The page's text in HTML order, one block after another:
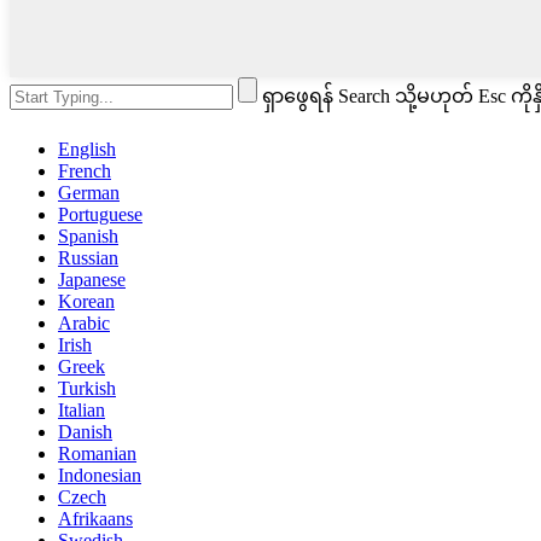
ရှာဖွေရန် Search သို့မဟုတ် Esc ကို
English
French
German
Portuguese
Spanish
Russian
Japanese
Korean
Arabic
Irish
Greek
Turkish
Italian
Danish
Romanian
Indonesian
Czech
Afrikaans